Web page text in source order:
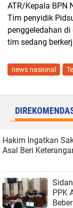
ATR/Kepala BPN
Tim penyidik
penggeledahan
tim sedang
news nasional
PPK